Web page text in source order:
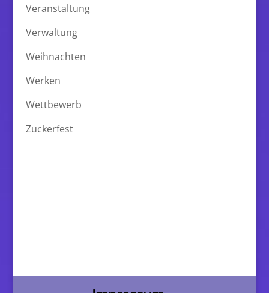
Veranstaltung
Verwaltung
Weihnachten
Werken
Wettbewerb
Zuckerfest